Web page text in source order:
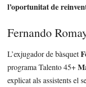
l’oportunitat de
Fernando
L’exjugador de bàsquet
programa Talento 45+
explicat als assistents el